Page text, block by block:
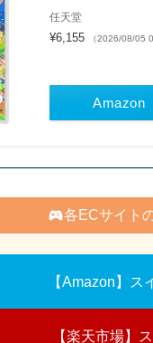
任天堂
¥6,155 （2026/08/05
Amazon
各ECサイト
【Amazon】
【楽天市場】